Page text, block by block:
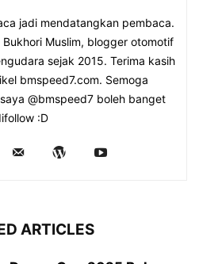
jadi mendatangkan pembaca.
Bukhori Muslim, blogger otomotif
sejak 2015. Terima kasih
bmspeed7.com. Semoga
@bmspeed7 boleh banget
:D
ARTICLES